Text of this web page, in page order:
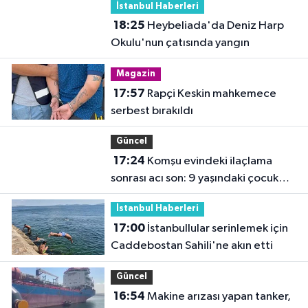
İstanbul Haberleri
18:25
Okulu'nun çatısında yangın
Magazin
17:57
serbest bırakıldı
Güncel
17:24
sonrası acı son: 9 yaşındaki çocuk
hayatını kaybetti
İstanbul Haberleri
17:00İstanbullular serinlemek için
Caddebostan Sahili'ne akın etti
Güncel
16:54